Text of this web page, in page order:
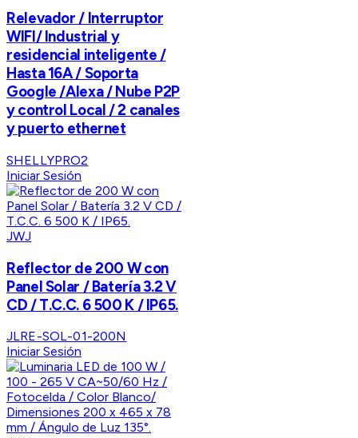
Relevador / Interruptor
WIFI/ Industrial y
residencial inteligente /
Hasta 16A / Soporta
Google /Alexa / Nube P2P
y control Local / 2 canales
y puerto ethernet
SHELLYPRO2
Iniciar Sesión
JWJ
Reflector de 200 W con
Panel Solar / Batería 3.2 V
CD / T.C.C. 6 500 K / IP65.
JLRE-SOL-01-200N
Iniciar Sesión